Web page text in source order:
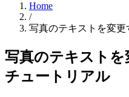
Home
/
写真のテキストを変
写真のテキストを
チュートリアル